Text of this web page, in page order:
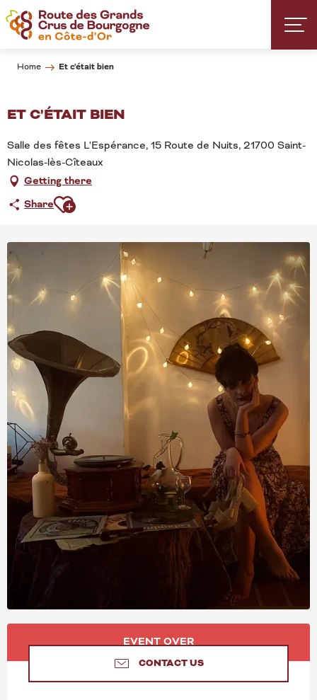
Aller
au
contenu
Home Et c'était bien
ET C'ÉTAIT BIEN
Salle des fêtes L'Espérance, 15 Route de Nuits, 21700 Saint-
Nicolas-lès-Cîteaux
Getting there
ShareAjouter aux favoris
OPENING HOURS &
EVENT OVER
CONTACT US